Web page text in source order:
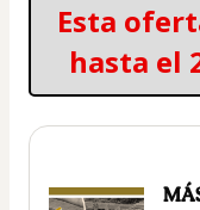
Esta
hasta el